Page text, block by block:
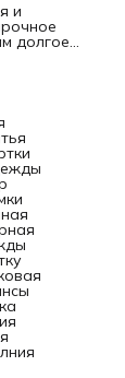
и
долгое
чем
куртке или
и
вида.
молнии